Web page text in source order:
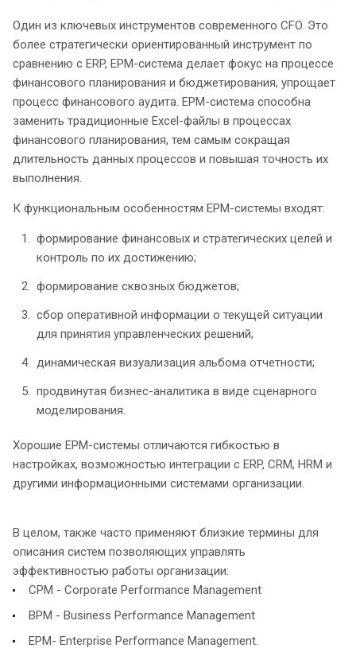
Один из ключевых инструментов современного CFO. Это
более стратегически ориентированный инструмент по
сравнению с ERP, EPM-система делает фокус на процессе
финансового планирования и бюджетирования, упрощает
процесс финансового аудита. EPM-система способна
заменить традиционные Excel-файлы в процессах
финансового планирования, тем самым сокращая
длительность данных процессов и повышая точность их
выполнения.
К функциональным особенностям EPM-системы входят:
формирование финансовых и стратегических целей и
контроль по их достижению;
формирование сквозных бюджетов;
сбор оперативной информации о текущей ситуации
для принятия управленческих решений;
динамическая визуализация альбома отчетности;
продвинутая бизнес-аналитика в виде сценарного
моделирования.
Хорошие EPM-системы отличаются гибкостью в
настройках, возможностью интеграции с ERP, CRM, HRM и
другими информационными системами организации.
В целом, также часто применяют близкие термины для
описания систем позволяющих управлять
эффективностью работы организации:
CPM - Corporate Performance Management
BPM - Business Performance Management
EPM- Enterprise Performance Management.